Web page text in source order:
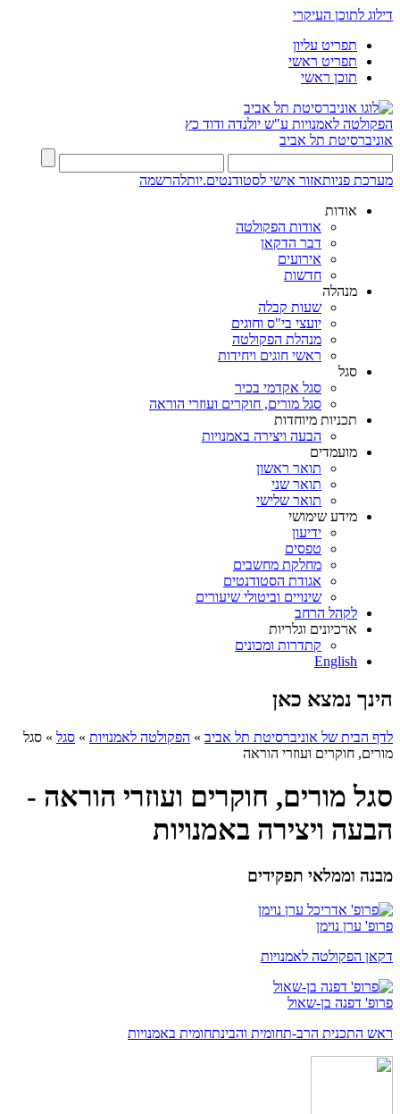
דילוג לתוכן העיקרי
תפריט עליון
תפריט ראשי
תוכן ראשי
הפקולטה לאמנויות ע"ש יולנדה ודוד כץ
אוניברסיטת תל אביב
מערכת פניותאזור אישי לסטודנטים.יותלהרשמה
אודות
אודות הפקולטה
דבר הדקאן
אירועים
חדשות
מנהלה
שעות קבלה
יועצי בי"ס וחוגים
מנהלת הפקולטה
ראשי חוגים ויחידות
סגל
סגל אקדמי בכיר
סגל מורים, חוקרים ועוזרי הוראה
תכניות מיוחדות
הבעה ויצירה באמנויות
מועמדים
תואר ראשון
תואר שני
תואר שלישי
מידע שימושי
ידיעון
טפסים
מחלקת מחשבים
אגודת הסטודנטים
שינויים וביטולי שיעורים
לקהל הרחב
ארכיונים וגלריות
קתדרות ומכונים
English
הינך נמצא כאן
לדף הבית של אוניברסיטת תל אביב » הפקולטה לאמנויות » סגל » סגל
מורים, חוקרים ועוזרי הוראה
סגל מורים, חוקרים ועוזרי הוראה -
הבעה ויצירה באמנויות
מבנה וממלאי תפקידים
פרופ' ערן נוימן
דקאן הפקולטה לאמנויות
פרופ' דפנה בן-שאול
ראש התכנית הרב-תחומית והבינתחומית באמנויות